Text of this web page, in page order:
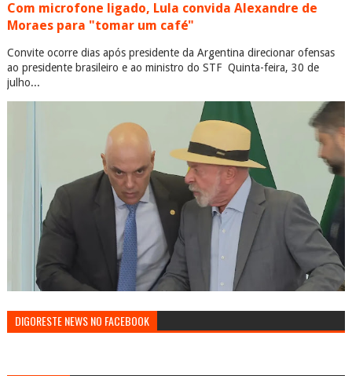
Com microfone ligado, Lula convida Alexandre de
Moraes para "tomar um café"
Convite ocorre dias após presidente da Argentina direcionar ofensas
ao presidente brasileiro e ao ministro do STF Quinta-feira, 30 de
julho...
DIGORESTE NEWS NO FACEBOOK